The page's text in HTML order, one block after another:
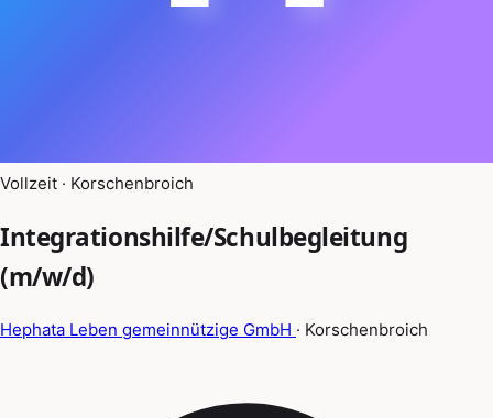
Vollzeit · Korschenbroich
Integrationshilfe/Schulbegleitung
(m/w/d)
Hephata Leben gemeinnützige GmbH · Korschenbroich